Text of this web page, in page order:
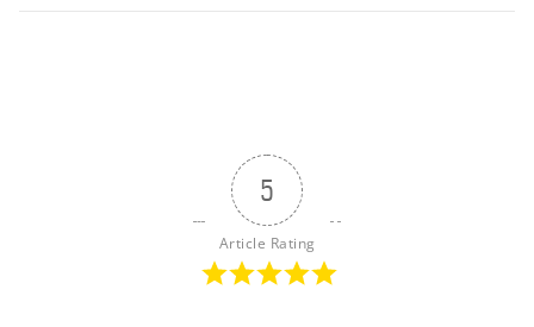
5
Article Rating